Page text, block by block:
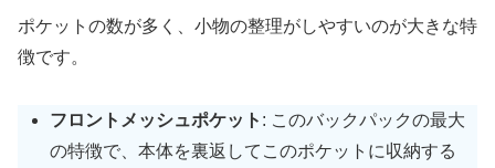
ポケットの数が多く、小物の整理がしやすいのが大きな特
徴です。
フロントメッシュポケット : このバックパックの最大
の特徴で、本体を裏返してこのポケットに収納する